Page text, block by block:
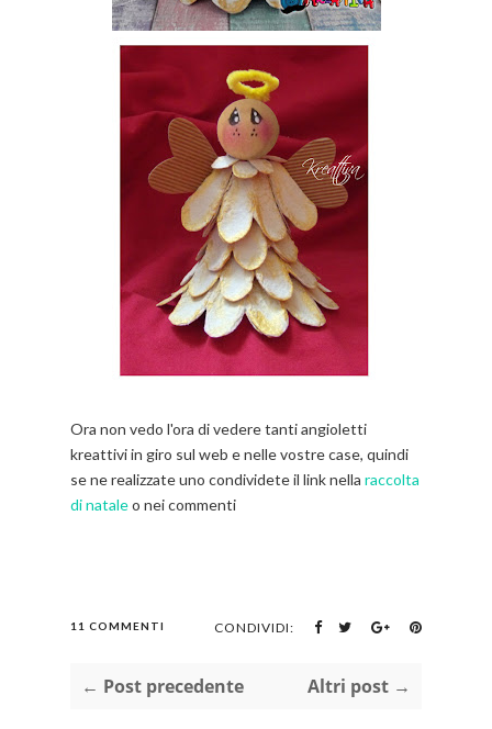
Ora non vedo l'ora di vedere tanti angioletti
kreattivi in giro sul web e nelle vostre case, quindi
se ne realizzate uno condividete il link nella raccolta
di nataleo nei commenti
11 COMMENTI CONDIVIDI:
← Post precedente Altri post →